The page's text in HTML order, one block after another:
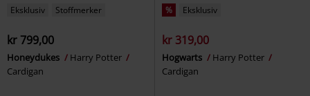
Eksklusiv Stoffmerker
kr 799,00
Honeydukes
Harry Potter
Cardigan
% Eksklusiv
kr 319,00
Hogwarts
Harry Potter
Cardigan